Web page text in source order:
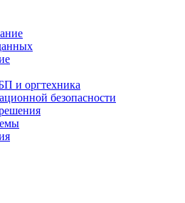
и оргтехника
безопасности